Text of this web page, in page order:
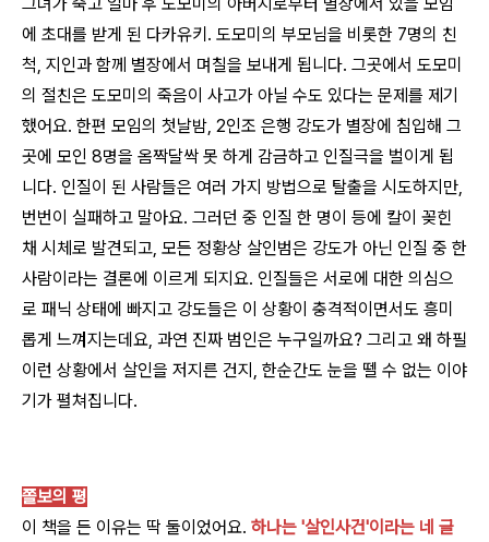
에 초대를 받게 된 다카유키. 도모미의 부모님을 비롯한 7명의 친
척, 지인과 함께 별장에서 며칠을 보내게 됩니다. 그곳에서 도모미
의 절친은 도모미의 죽음이 사고가 아닐 수도 있다는 문제를 제기
했어요. 한편 모임의 첫날밤, 2인조 은행 강도가 별장에 침입해 그
곳에 모인 8명을 옴짝달싹 못 하게 감금하고 인질극을 벌이게 됩
니다. 인질이 된 사람들은 여러 가지 방법으로 탈출을 시도하지만,
번번이 실패하고 말아요. 그러던 중 인질 한 명이 등에 칼이 꽂힌
채 시체로 발견되고, 모든 정황상 살인범은 강도가 아닌 인질 중 한
사람이라는 결론에 이르게 되지요. 인질들은 서로에 대한 의심으
로 패닉 상태에 빠지고 강도들은 이 상황이 충격적이면서도 흥미
롭게 느껴지는데요, 과연 진짜 범인은 누구일까요? 그리고 왜 하필
이런 상황에서 살인을 저지른 건지, 한순간도 눈을 뗄 수 없는 이야
기가 펼쳐집니다.
쫄보의 평
이 책을 든 이유는 딱 둘이었어요. 하나는 '살인사건'이라는 네 글